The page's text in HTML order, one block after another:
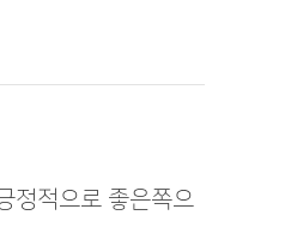
정적으로 좋은쪽으